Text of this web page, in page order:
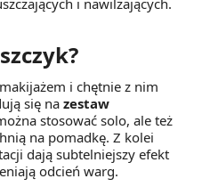
i nawilżających.
i chętnie z nim
się na zestaw
stosować solo, ale też
na pomadkę. Z kolei
dają subtelniejszy efekt
odcień warg.